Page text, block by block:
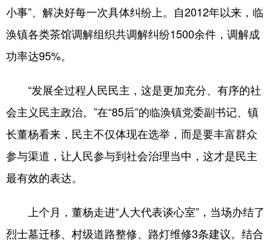
小事”、解决好每一次具体纠纷上。自2012年以来，临
涣镇各类茶馆调解组织共调解纠纷1500余件，调解成
功率达95%。
“发展全过程人民民主，这是更加充分、有序的社
会主义民主政治。”在“85后”的临涣镇党委副书记、镇
长董杨看来，民主不仅体现在选举，而是要丰富群众
参与渠道，让人民参与到社会治理当中，这才是民主
最有效的表达。
上个月，董杨走进“人大代表谈心室”，当场办结了
烈士墓迁移、村级道路整修、路灯维修3条建议。结合